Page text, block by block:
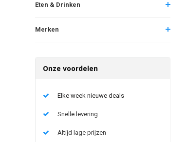
Eten & Drinken
Merken
Onze voordelen
Elke week nieuwe deals
Snelle levering
Altijd lage prijzen